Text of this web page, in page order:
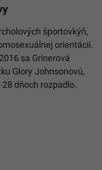
športovkýň,
orientácii.
sa Grinerová
Glory Johnsonovú,
dňoch rozpadlo.